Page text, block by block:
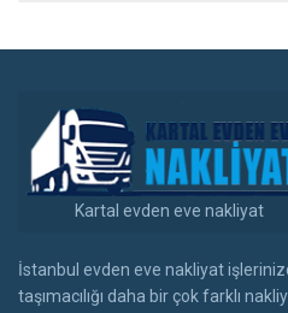
Kartal evden eve nakliyat
İstanbul evden eve nakliyat
taşımacılığı daha bir çok farklı